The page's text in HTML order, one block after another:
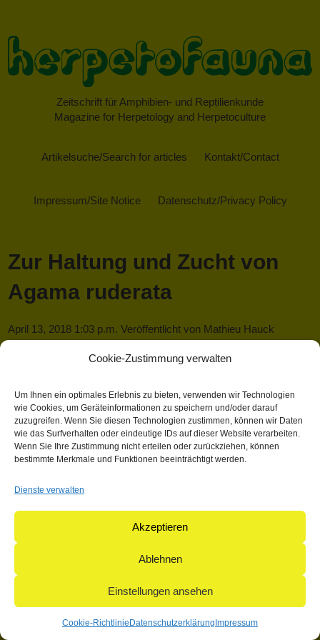
Cookie-Zustimmung verwalten
Um Ihnen ein optimales Erlebnis zu bieten, verwenden wir Technologien
wie Cookies, um Geräteinformationen zu speichern und/oder darauf
zuzugreifen. Wenn Sie diesen Technologien zustimmen, können wir Daten
wie das Surfverhalten oder eindeutige IDs auf dieser Website verarbeiten.
Wenn Sie Ihre Zustimmung nicht erteilen oder zurückziehen, können
bestimmte Merkmale und Funktionen beeinträchtigt werden.
Dienste verwalten
Akzeptieren
Ablehnen
Einstellungen ansehen
Cookie-Richtlinie Datenschutzerklärung Impressum
Zeitschrift für Amphibien- und Reptilienkunde
Magazine for Herpetology and Herpetoculture
Artikelsuche/Search for articles Kontakt/Contact
Impressum/Site Notice Datenschutz/Privacy Policy
Zur Haltung und Zucht von
Agama ruderata
April 13, 2018 1:03 p.m. Veröffentlicht von Mathieu Hauck
Kategorisiert in: Allgemein
Suchen
Suchen